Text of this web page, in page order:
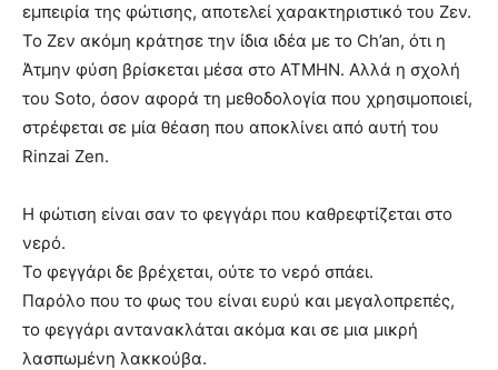
εμπειρία της φώτισης, αποτελεί χαρακτηριστικό του Ζεν.
Το Ζεν ακόμη κράτησε την ίδια ιδέα με το Ch’an, ότι η
Άτμην φύση βρίσκεται μέσα στο ΑΤΜΗΝ. Αλλά η σχολή
του Soto, όσον αφορά τη μεθοδολογία που χρησιμοποιεί,
στρέφεται σε μία θέαση που αποκλίνει από αυτή του
Rinzai Zen.
Η φώτιση είναι σαν το φεγγάρι που καθρεφτίζεται στο
νερό.
Το φεγγάρι δε βρέχεται, ούτε το νερό σπάει.
Παρόλο που το φως του είναι ευρύ και μεγαλοπρεπές,
το φεγγάρι αντανακλάται ακόμα και σε μια μικρή
λασπωμένη λακκούβα.